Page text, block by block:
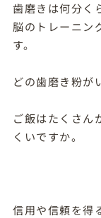
歯磨きは何分く
脳のトレーニン
す。
どの歯磨き粉が
ご飯はたくさん
くいですか。
信用や信頼を得